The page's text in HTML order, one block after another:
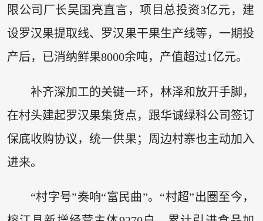
限公司厂长吴国亮直言，项目总投资3亿元，建
设罗汉果提取线、罗汉果干果生产线等，一期投
产后，已消纳鲜果8000余吨，产值超过1亿元。
补齐深加工的关键一环，林泽和放开手脚，
在村头建起罗汉果集货点，跟华诚绿科公司签订
保底收购协议，统一供果；周边村寨也主动加入
进来。
“村字号”奏响“富民曲”。“村超”出圈至今，